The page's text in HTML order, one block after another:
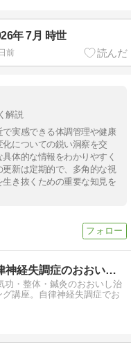
年 7月 時世
前
解説
実感できる体調管理や健康
についての鋭い洞察を交
体的な情報をわかりやすく
新は定期的で、多角的な視
き抜くための重要な知見を
大阪で気功整体・自律神経失調症のおおいし治療院
功・整体・鍼灸のおおいし治
講座。自律神経失調症でお